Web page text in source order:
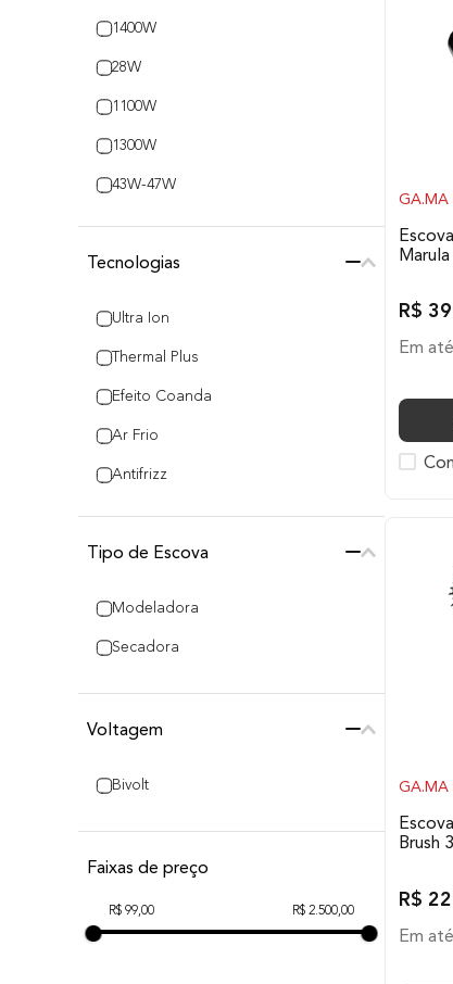
1400W
28W
1100W
1300W
43W-47W
Tecnologias
Ultra Ion
Thermal Plus
Efeito Coanda
Ar Frio
Antifrizz
Essential oils
Ceramic Ion
Tipo de Escova
Modeladora
Secadora
Voltagem
Bivolt
Faixas de preço
R$ 99,00 R$ 2.500,00
GA.MA
R$
Em até
GA.MA
Brush
R$
Em até